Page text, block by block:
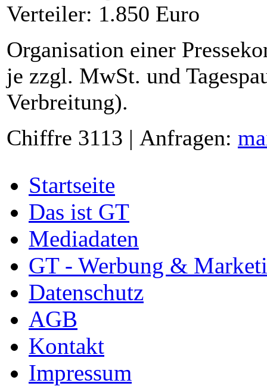
Verteiler: 1.850 Euro
Organisation einer
je zzgl. MwSt. und
Verbreitung).
Chiffre 3113 | Anfragen:
Startseite
Das ist GT
Mediadaten
GT - Werbung &
Datenschutz
AGB
Kontakt
Impressum